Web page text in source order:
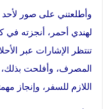
وأطلعتني على صور لأحد
لهندي أحمر، أنجزته في
تنتظر الإشارات عبر
المصرف، وأفلحت
اللازم للسفر، وإنجاز